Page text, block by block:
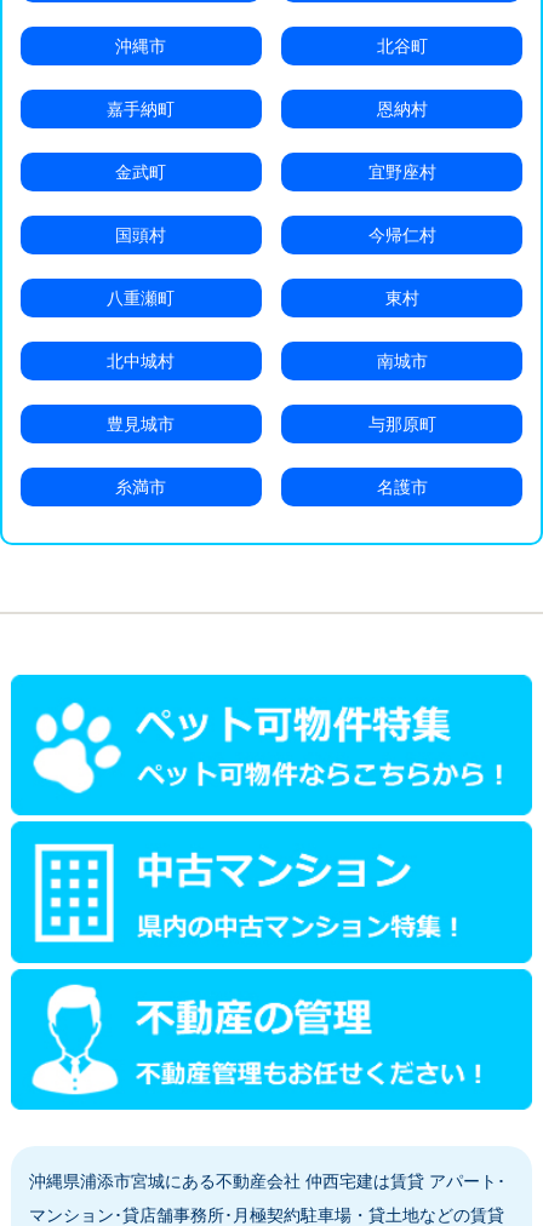
沖縄市 北谷町
嘉手納町 恩納村
金武町 宜野座村
国頭村 今帰仁村
八重瀬町 東村
北中城村 南城市
豊見城市 与那原町
糸満市 名護市
沖縄県浦添市宮城にある不動産会社 仲西宅建は賃貸 アパート･
マンション･貸店舗事務所･月極契約駐車場・貸土地などの賃貸